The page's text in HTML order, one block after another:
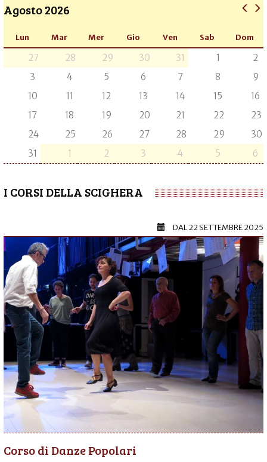
Agosto 2026
Lun Mar Mer Gio Ven Sab Dom
27 28 29 30 31 1
2
3
4 5 6 7 8
9
10
11 12 13 14 15
16
17
18 19 20 21 22
23
24
25 26 27 28 29
30
31
1 2 3 4 5 6
I CORSI DELLA SCIGHERA
DAL22 SETTEMBRE 2025
Corso di Danze Popolari